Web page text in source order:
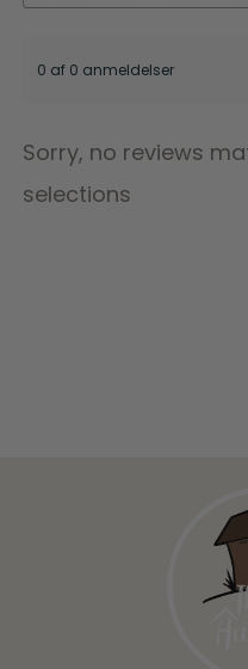
0 af 0 anmeldelser
Sorry, no reviews
selections